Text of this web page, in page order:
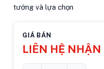
tưởng và lựa chọn
GIÁ BÁN
LIÊN HỆ NHẬN